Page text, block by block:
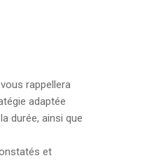
rappellera
adaptée
durée, ainsi que
et